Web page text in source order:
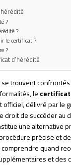
?
?
le certificat ?
?
d’hérédité
trouvent
le certificat
délivré par le
de succéder au
une alternative
précise et
quand
et des